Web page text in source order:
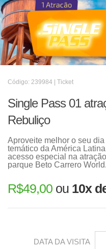
Código: 239984 | Ticket
Single Pass 01
Rebuliço
Aproveite melhor o seu
temático da América
acesso especial na
parque Beto Carrero World.
R$49,00 ou 10x
DATA DA VISITA